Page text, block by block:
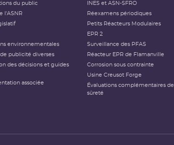
du public
l'ASNR
environnementales
publicité diverses
des décisions et guides
associée
INES et ASN-SFRO
Réexamens périodiques
Petits Réacteurs Modulaires
EPR 2
Surveillance des PFAS
Réacteur EPR de Flamanville
Corrosion sous contrainte
Usine Creusot Forge
Évaluations complémentaires de
sûreté